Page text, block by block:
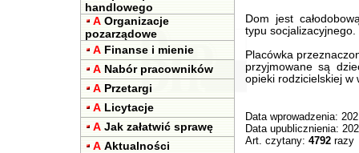
handlowego
A Organizacje
pozarządowe
A Finanse i mienie
A Nabór pracowników
A Przetargi
A Licytacje
A Jak załatwić sprawę
A Aktualności
Dom jest
typu socjalizacyjnego.
Placówka
przyjmowane są
opieki rodzicielskiej w
Data wprowadzenia:
Data upublicznienia:
Art. czytany: 4792razy